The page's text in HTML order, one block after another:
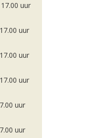
uur
uur
uur
uur
uur
uur